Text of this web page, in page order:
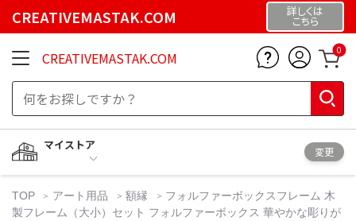
CREATIVEMASTAK.COM 詳しくは
こちら
CREATIVEMASTAK.COM 0
マイストア
変更
TOP アート用品 額縁
フォルファーボックスフレーム 木
製フレーム（大小）セット フォルファーボックス 華やかな彫りが